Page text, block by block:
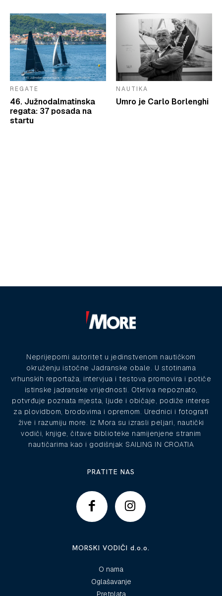
REGATE
46. Južnodalmatinska
regata: 37 posada na
startu
NAUTIKA
Umro je Carlo Borlenghi
Neprijeporni autoritet u jedinstvenom nautičkom
okruženju istočne Jadranske obale. U stotinama
vrhunskih reportaža, intervjua i testova promovira i potiče
istinske jadranske vrijednosti. Otkriva nepoznato,
potvrđuje poznata mjesta, ljude i običaje, podiže interes
za plovidbom, brodovima i opremom. Urednici i fotografi
žive i razumiju more. Iz Mora su izrasli peljari, nautički
vodiči, knjige, čitave biblioteke namijenjene stranim
nautičarima kao i godišnjak SAILING IN CROATIA
PRATITE NAS
MORSKI VODIČI d.o.o.
O nama
Oglašavanje
Pretplata